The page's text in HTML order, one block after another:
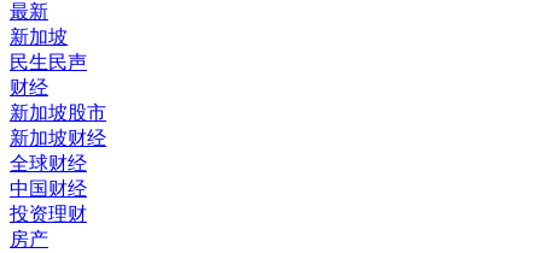
最新
新加坡
民生民声
财经
新加坡股市
新加坡财经
全球财经
中国财经
投资理财
房产